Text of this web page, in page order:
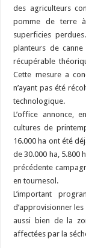
des agriculteurs
pomme de terre
superficies
planteurs de canne
récupérable
Cette mesure a
n’ayant pas été
technologique.
L’office annonce,
cultures de
16.000 ha ont été
de 30.000 ha, 5.800
précédente
en tournesol.
L’important
d’approvisionner les
aussi bien de la
affectées par la